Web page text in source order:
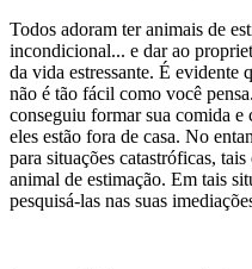
Todos adoram ter animais de
incondicional... e dar ao
da vida estressante. É evidente
não é tão fácil como você
conseguiu formar sua comida
eles estão fora de casa. No
para situações catastróficas,
animal de estimação. Em tais
pesquisá-las nas suas